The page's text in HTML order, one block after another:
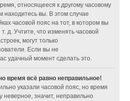
относящееся к другому часовому
находитесь вы. В этом случае
часовой пояс на тот, в котором вы
д. Учтите, что изменять часовой
могут только
Если вы не
удачный момент сделать это.
время всё равно неправильное!
указали часовой пояс, но время
значит, неправильно